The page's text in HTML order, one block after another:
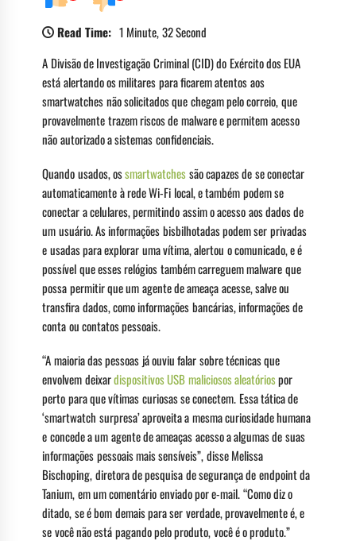
Read Time: 1 Minute, 32 Second
A Divisão de Investigação Criminal (CID) do Exército dos EUA
está alertando os militares para ficarem atentos aos
smartwatches não solicitados que chegam pelo correio, que
provavelmente trazem riscos de malware e permitem acesso
não autorizado a sistemas confidenciais.
Quando usados, ossmartwatchessão capazes de se conectar
automaticamente à rede Wi-Fi local, e também podem se
conectar a celulares, permitindo assim o acesso aos dados de
um usuário. As informações bisbilhotadas podem ser privadas
e usadas para explorar uma vítima, alertou o comunicado, e é
possível que esses relógios também carreguem malware que
possa permitir que um agente de ameaça acesse, salve ou
transfira dados, como informações bancárias, informações de
conta ou contatos pessoais.
“A maioria das pessoas já ouviu falar sobre técnicas que
envolvem deixardispositivos USB maliciosos aleatóriospor
perto para que vítimas curiosas se conectem. Essa tática de
‘smartwatch surpresa’ aproveita a mesma curiosidade humana
e concede a um agente de ameaças acesso a algumas de suas
informações pessoais mais sensíveis”, disse Melissa
Bischoping, diretora de pesquisa de segurança de endpoint da
Tanium, em um comentário enviado por e-mail. “Como diz o
ditado, se é bom demais para ser verdade, provavelmente é, e
se você não está pagando pelo produto, você é o produto.”